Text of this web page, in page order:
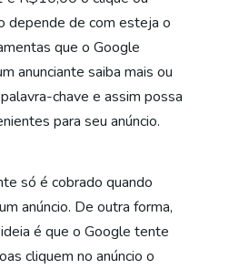
depende de com esteja o
que o Google
anunciante saiba mais ou
chave e assim possa
para seu anúncio.
só é cobrado quando
anúncio. De outra forma,
é que o Google tente
cliquem no anúncio o